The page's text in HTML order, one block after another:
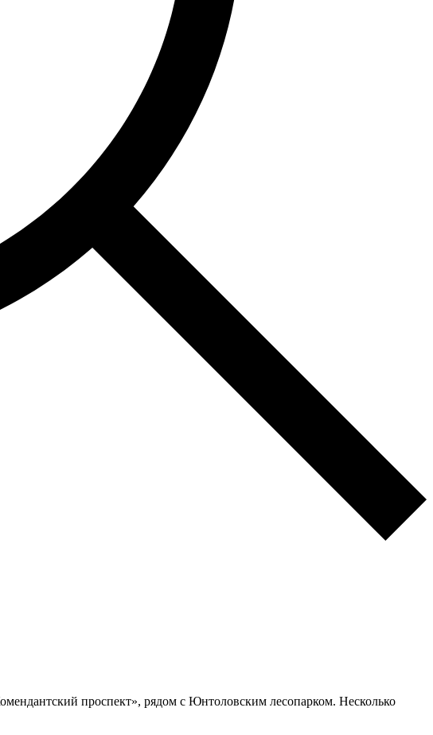
проспект», рядом с Юнтоловским лесопарком. Несколько